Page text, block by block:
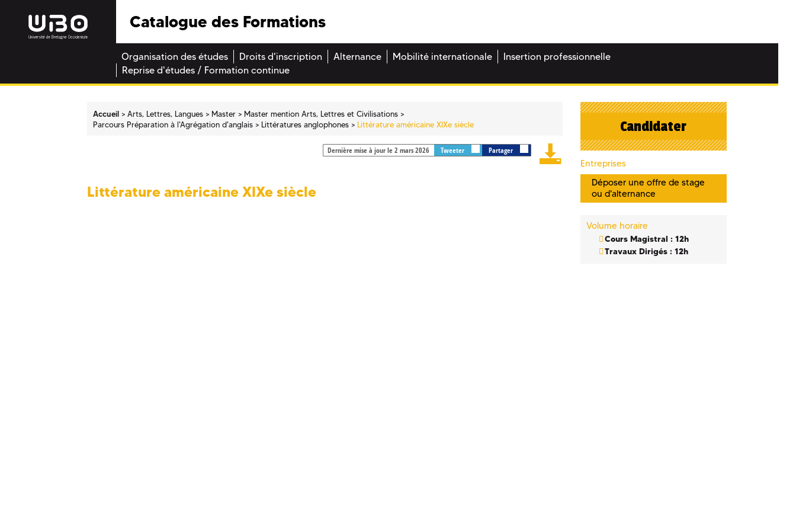
Catalogue des Formations
Organisation des études Droits d'inscription Alternance Mobilité internationale
Insertion professionnelle
Reprise d'études / Formation continue
Accueil Arts, Lettres, Langues Master
Master mention Arts, Lettres et Civilisations
Parcours Préparation à l'Agrégation d'anglais
Littératures anglophones Littérature américaine XIXe siècle
Dernière mise à jour le 2 mars 2026 Tweeter Partager
Littérature américaine XIXe siècle
Candidater
Entreprises
Déposer une offre de stage
ou d'alternance
Volume horaire
Cours Magistral : 12h
Travaux Dirigés : 12h